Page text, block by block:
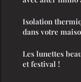
Isolation
dans votre
Les lunettes
et festival !